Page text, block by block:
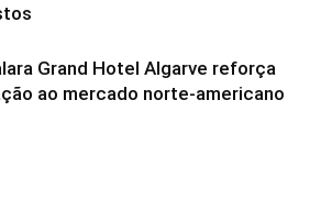
Grand Hotel Algarve reforça
ao mercado norte-americano